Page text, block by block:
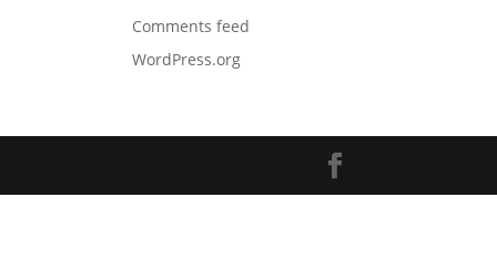
Comments feed
WordPress.org